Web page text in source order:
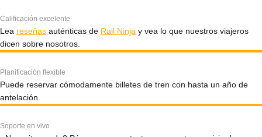
Calificación excelente
Lea reseñas auténticas de Rail Ninja y vea lo que nuestros viajeros
dicen sobre nosotros.
Planificación flexible
Puede reservar cómodamente billetes de tren con hasta un año de
antelación.
Soporte en vivo